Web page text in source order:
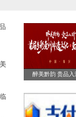
醉美黔韵 贵品入